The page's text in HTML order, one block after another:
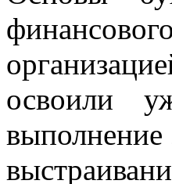
освоили
выполнение